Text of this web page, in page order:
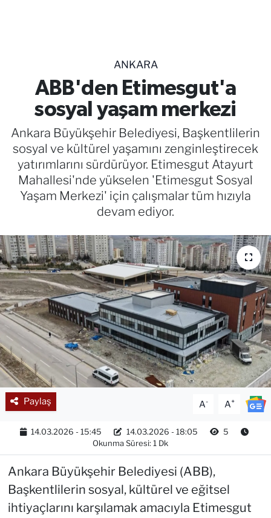
ANKARA
ABB'den Etimesgut'a
sosyal yaşam merkezi
Ankara Büyükşehir Belediyesi, Başkentlilerin
sosyal ve kültürel yaşamını zenginleştirecek
yatırımlarını sürdürüyor. Etimesgut Atayurt
Mahallesi'nde yükselen 'Etimesgut Sosyal
Yaşam Merkezi' için çalışmalar tüm hızıyla
devam ediyor.
Paylaş A- A+
14.03.2026 - 15:45 14.03.2026 - 18:05
5
Okunma Süresi: 1 Dk
Ankara Büyükşehir Belediyesi (ABB),
Başkentlilerin sosyal, kültürel ve eğitsel
ihtiyaçlarını karşılamak amacıyla Etimesgut
RESMİ İLANLAR
Gencsesfm Canlı Dinle